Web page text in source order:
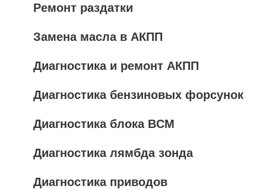
Ремонт раздатки
Замена масла в АКПП
Диагностика и ремонт АКПП
Диагностика бензиновых форсунок
Диагностика блока BCM
Диагностика лямбда зонда
Диагностика приводов